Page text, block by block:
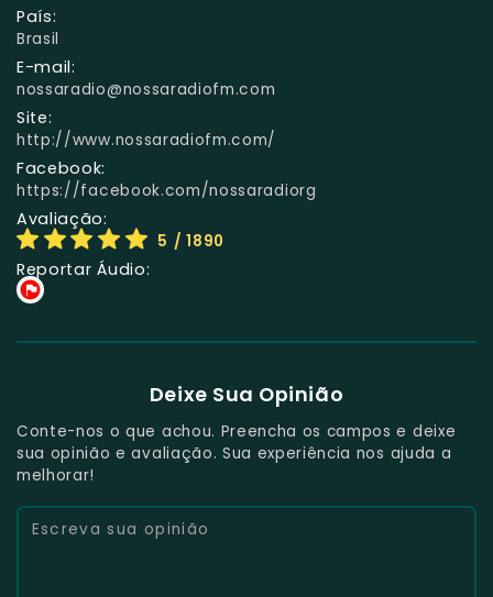
País:
Brasil
E-mail:
nossaradio@nossaradiofm.com
Site:
http://www.nossaradiofm.com/
Facebook:
https://facebook.com/nossaradiorg
Avaliação:
5 / 1890
Reportar Áudio:
Deixe Sua Opinião
Conte-nos o que achou. Preencha os campos e deixe
sua opinião e avaliação. Sua experiência nos ajuda a
melhorar!